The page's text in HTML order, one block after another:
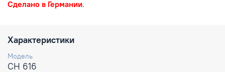
Сделано в Германии.
Характеристики
Модель
CH 616